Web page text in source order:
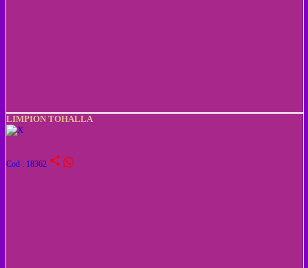
LIMPION TOHALLA
Cod : 18362 share